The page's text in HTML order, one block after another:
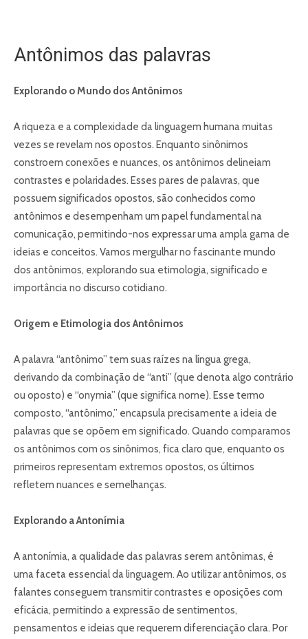
Antônimos das palavras
Explorando o Mundo dos Antônimos
A riqueza e a complexidade da linguagem humana muitas
vezes se revelam nos opostos. Enquanto sinônimos
constroem conexões e nuances, os antônimos delineiam
contrastes e polaridades. Esses pares de palavras, que
possuem significados opostos, são conhecidos como
antônimos e desempenham um papel fundamental na
comunicação, permitindo-nos expressar uma ampla gama de
ideias e conceitos. Vamos mergulhar no fascinante mundo
dos antônimos, explorando sua etimologia, significado e
importância no discurso cotidiano.
Origem e Etimologia dos Antônimos
A palavra “antônimo” tem suas raízes na língua grega,
derivando da combinação de “anti” (que denota algo contrário
ou oposto) e “onymia” (que significa nome). Esse termo
composto, “antônimo,” encapsula precisamente a ideia de
palavras que se opõem em significado. Quando comparamos
os antônimos com os sinônimos, fica claro que, enquanto os
primeiros representam extremos opostos, os últimos
refletem nuances e semelhanças.
Explorando a Antonímia
A antonímia, a qualidade das palavras serem antônimas, é
uma faceta essencial da linguagem. Ao utilizar antônimos, os
falantes conseguem transmitir contrastes e oposições com
eficácia, permitindo a expressão de sentimentos,
pensamentos e ideias que requerem diferenciação clara. Por